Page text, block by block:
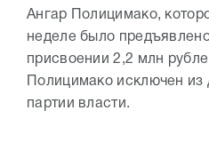
Ангар Полицимако,
неделе было
присвоении 2,2 млн
Полицимако исключен
партии власти.